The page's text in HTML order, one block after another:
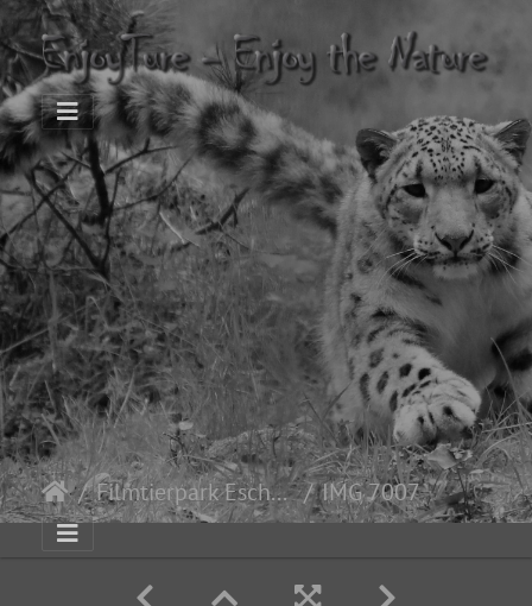
Filmtierpark Eschede IMG 7007